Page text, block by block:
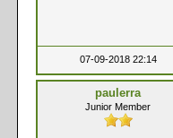
07-09-2018 22:14
paulerra
Junior Member